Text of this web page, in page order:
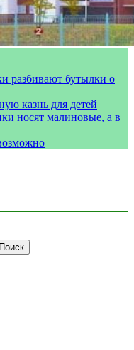
разбивают бутылки о
казнь для детей
носят малиновые, а в